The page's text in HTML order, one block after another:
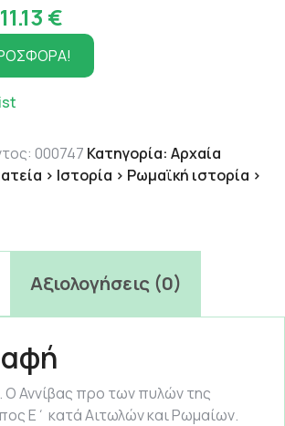
Original
price
was:
1,590.00 €.
11.13 €
τρέχουσα
τιμή
11.13 €.
000747 Κατηγορία: Αρχαία
> Ιστορία > Ρωμαϊκή ιστορία >
Αξιολογήσεις (0)
Ο Αννίβας προ των πυλών της
Ε΄ κατά Αιτωλών και Ρωμαίων.